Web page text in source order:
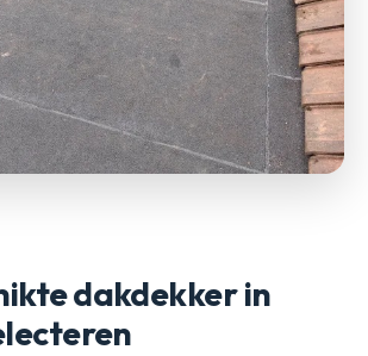
dakdekker in